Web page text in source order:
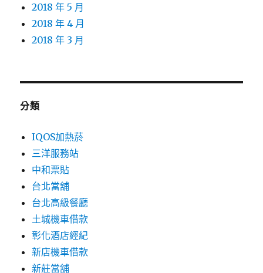
2018 年 5 月
2018 年 4 月
2018 年 3 月
分類
IQOS加熱菸
三洋服務站
中和票貼
台北當舖
台北高級餐廳
土城機車借款
彰化酒店經紀
新店機車借款
新莊當舖